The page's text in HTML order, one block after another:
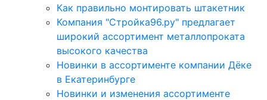
Как правильно монтировать штакетник
Компания "Стройка96.ру" предлагает
широкий ассортимент металлопроката
высокого качества
Новинки в ассортименте компании Дёке
в Екатеринбурге
Новинки и изменения ассортименте